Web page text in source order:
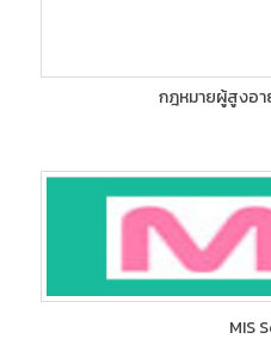
กฎหมายผู้สูงอา
MIS